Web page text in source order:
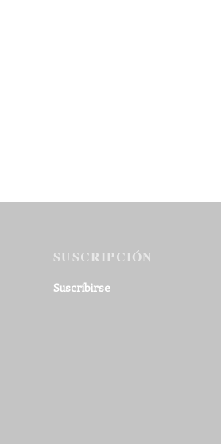
SUSCRIPCIÓN
Suscribirse